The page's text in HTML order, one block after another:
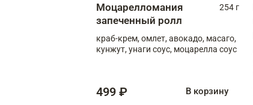
Моцарелломания
запеченный ролл
254 г
краб-крем, омлет, авокадо, масаго,
кунжут, унаги соус, моцарелла соус
499 ₽ В корзину